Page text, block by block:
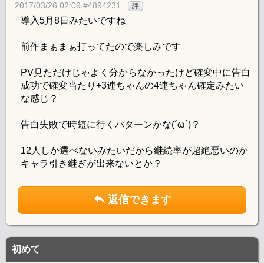
2017/03/26 02:09 #4894231 評
導入5月8日みたいですね
前作まぁまぁ打ってたので楽しみです
PV見ただけじゃよく分からなかったけど確変中に告白
成功で確変当たり+3連ちゃんの4連ちゃん確定みたい
な感じ？
告白失敗で時短に行くパターンかな(´ω`)？
12人しか選べないみたいだから継続率が超絶悪いのか
キャラ引き継ぎが出来ないとか？
返信できます
初めて